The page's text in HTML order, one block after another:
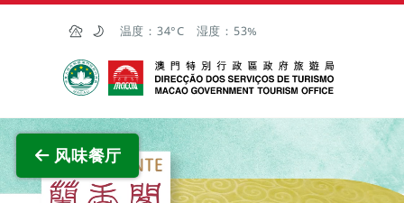
跳至主内容
温度： 34°C 湿度： 53%
澳门特别行政区政府旅游局
风味餐厅